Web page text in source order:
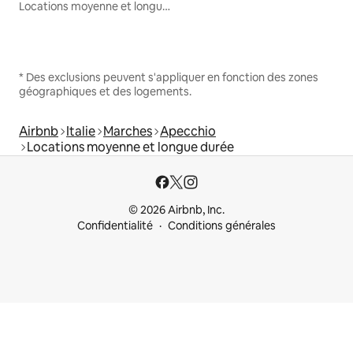
Locations moyenne et longue durée
* Des exclusions peuvent s'appliquer en fonction des zones
géographiques et des logements.
Airbnb Italie Marches Apecchio
Locations moyenne et longue durée
© 2026 Airbnb, Inc.
Confidentialité
Conditions générales